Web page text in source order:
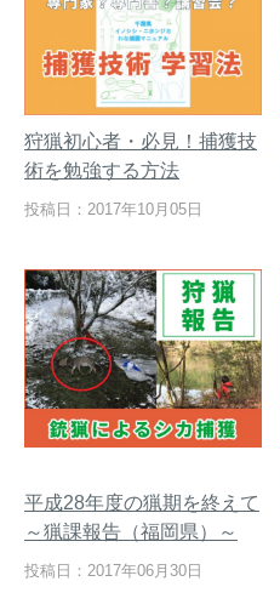
メルマガ登録
お問い合わせ
狩猟初心者・必見！捕獲技
術を勉強する方法
投稿日：2017年10月05日
平成28年度の猟期を終えて
～猟課報告（福岡県）～
投稿日：2017年06月30日